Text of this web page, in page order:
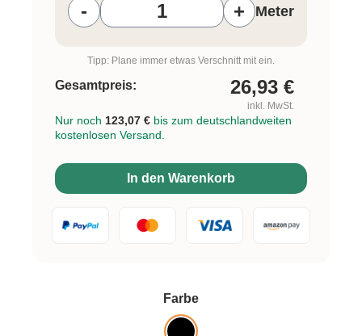
Farbeauswählen
- + Meter
Tipp: Plane immer etwas Verschnitt mit ein.
Gesamtpreis: 26,93 €
inkl. MwSt.
Nur noch 123,07 € bis zum deutschlandweiten
kostenlosen Versand.
In den Warenkorb